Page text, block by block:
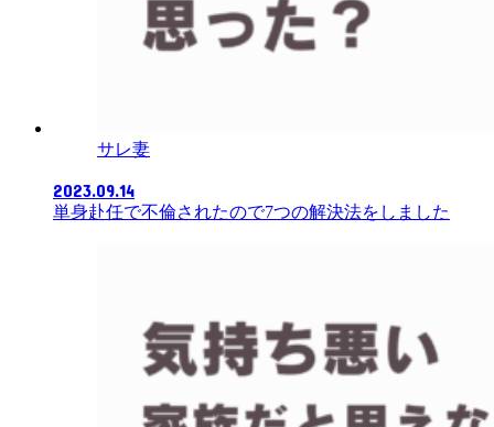
サレ妻
2023.09.14
単身赴任で不倫されたので7つの解決法をしました